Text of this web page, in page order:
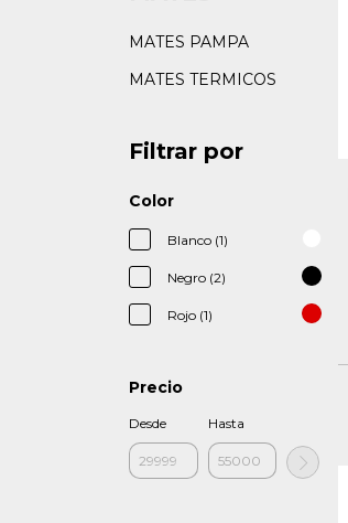
MATES PAMPA
MATES TERMICOS
Filtrar por
Color
Blanco (1)
Negro (2)
Rojo (1)
Precio
Desde Hasta